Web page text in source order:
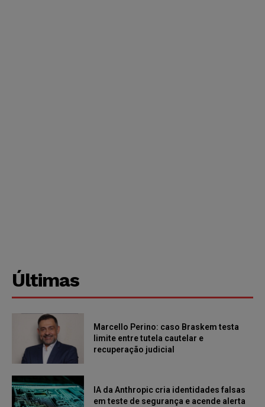
Últimas
Marcello Perino: caso Braskem testa
limite entre tutela cautelar e
recuperação judicial
IA da Anthropic cria identidades falsas
em teste de segurança e acende alerta